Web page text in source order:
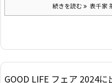
続きを読む 表千家
GOOD LIFE フェア 2024に